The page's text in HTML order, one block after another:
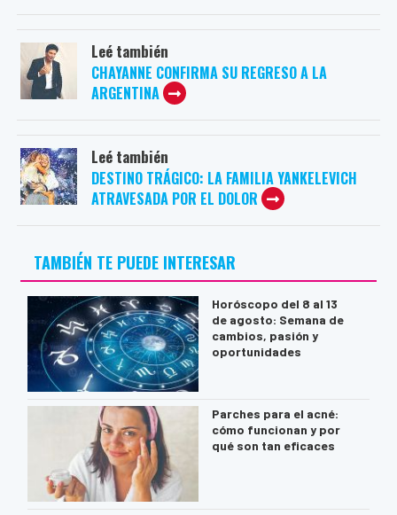
Leé también
CHAYANNE CONFIRMA SU REGRESO A LA
ARGENTINA
Leé también
DESTINO TRÁGICO: LA FAMILIA YANKELEVICH
ATRAVESADA POR EL DOLOR
TAMBIÉN TE PUEDE INTERESAR
Horóscopo del 8 al 13
de agosto: Semana de
cambios, pasión y
oportunidades
Parches para el acné:
cómo funcionan y por
qué son tan eficaces